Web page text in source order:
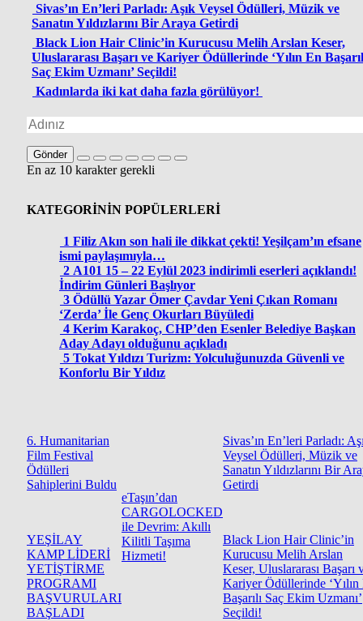
Sivas’ın En’leri Parladı: Aşık Veysel Ödülleri, Müzik ve
Sanatın Yıldızlarını Bir Araya Getirdi
Black Lion Hair Clinic’in Kurucusu Melih Arslan Keser,
Uluslararası Başarı ve Kariyer Ödüllerinde ‘Yılın En
Saç Ekim Uzmanı’ Seçildi!
Kadınlarda iki kat daha fazla görülüyor!
Gönder
En az 10 karakter gerekli
KATEGORİNİN POPÜLERLERİ
1 Filiz Akın son hali ile dikkat çekti! Yeşilçam’ın efsane
ismi paylaşımıyla…
2 A101 15 – 22 Eylül 2023 indirimli eserleri açıklandı!
İndirim Günleri Başlıyor
3 Ödüllü Yazar Ömer Çavdar Yeni Çıkan Romanı
‘Zerda’ İle Genç Okurları Büyüledi
4 Kerim Karakoç, CHP’den Esenler Belediye Başkan
Aday Adayı olduğunu açıkladı
5 Tokat Yıldızı Turizm: Yolculuğunuzda Güvenli ve
Konforlu Bir Yıldız
6. Humanitarian
Film Festival
Ödülleri
Sahiplerini Buldu
YEŞİLAY
KAMP LİDERİ
YETİŞTİRME
PROGRAMI
BAŞVURULARI
BAŞLADI
eTaşın’dan
CARGOLOCKED
ile Devrim: Akıllı
Kilitli Taşıma
Hizmeti!
Sivas’ın En’leri Parladı:
Veysel Ödülleri, Müzik ve
Sanatın Yıldızlarını Bir
Getirdi
Black Lion Hair Clinic’in
Kurucusu Melih Arslan
Keser, Uluslararası Başarı
Kariyer Ödüllerinde ‘Yılın
Başarılı Saç Ekim Uzmanı’
Seçildi!